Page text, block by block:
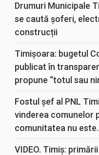
Drumuri Municipale
se caută șoferi,
construcții
Timișoara: bugetul
publicat în
propune “totul sau
Fostul șef al PNL
vinderea comunelor
comunitatea nu
VIDEO. Timiș: